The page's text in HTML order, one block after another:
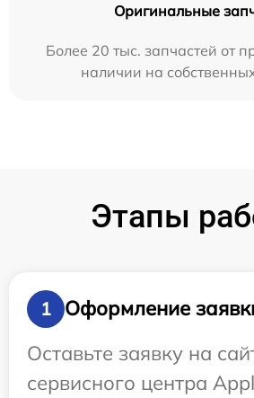
Оригинальные
Более 20 тыс. запчастей от
наличии на
Этапы
1
Оформление
Оставьте заявку на
сервисного центра